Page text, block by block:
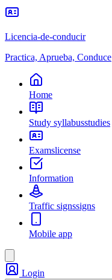
Licencia-de-conducir
Practica, Aprueba, Conduce
Home
Study syllabusstudies
Examslicense
Information
Traffic signssigns
Mobile app
Login